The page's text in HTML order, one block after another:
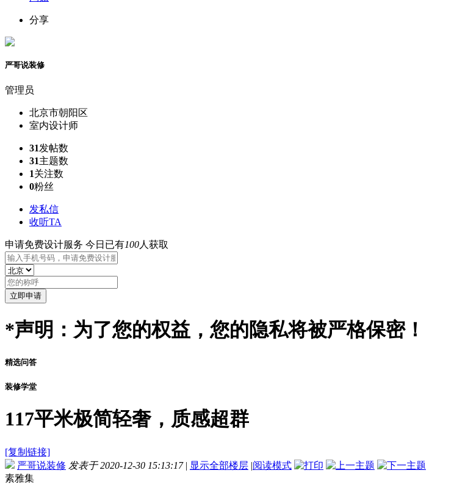
分享
严哥说装修
管理员
北京市朝阳区
室内设计师
31发帖数
31主题数
1关注数
0粉丝
发私信
收听TA
申请免费设计服务 今日已有100人获取
*声明：为了您的权益，您的隐私将被严格保密！
精选问答
装修学堂
117平米极简轻奢，质感超群
[复制链接]
严哥说装修 发表于 2020-12-30 15:13:17 | 显示全部楼层 |阅读模式
素雅集